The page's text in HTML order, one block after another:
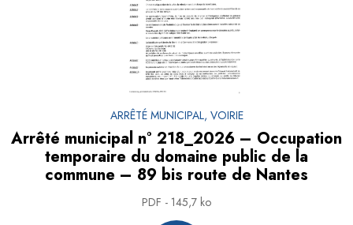
ARRÊTÉ MUNICIPAL, VOIRIE
Arrêté municipal n° 218_2026 – Occupation
temporaire du domaine public de la
commune – 89 bis route de Nantes
PDF - 145,7 ko